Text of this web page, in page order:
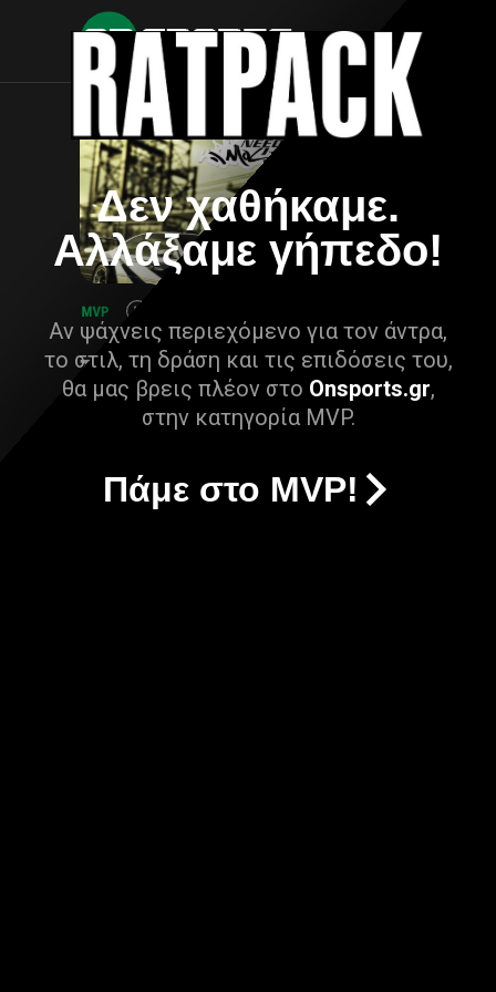
Δεν χαθήκαμε.
Αλλάξαμε γήπεδο!
Αν ψάχνεις περιεχόμενο για τον άντρα,
το στιλ, τη δράση και τις επιδόσεις του,
θα μας βρεις πλέον στο Onsports.gr,
στην κατηγορία MVP.
Πάμε στο MVP!